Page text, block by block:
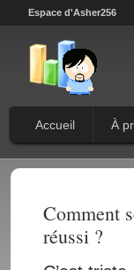
Espace d'Asher256
Accueil À
Comment
réussi ?